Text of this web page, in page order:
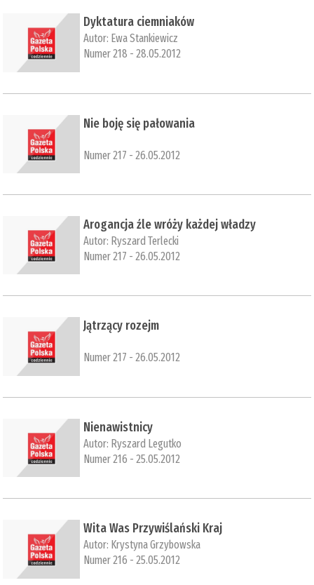
Dyktatura ciemniaków
Autor: Ewa Stankiewicz
Numer 218 - 28.05.2012
Nie boję się pałowania
Numer 217 - 26.05.2012
Arogancja źle wróży każdej władzy
Autor: Ryszard Terlecki
Numer 217 - 26.05.2012
Jątrzący rozejm
Numer 217 - 26.05.2012
Nienawistnicy
Autor: Ryszard Legutko
Numer 216 - 25.05.2012
Wita Was Przywiślański Kraj
Autor: Krystyna Grzybowska
Numer 216 - 25.05.2012